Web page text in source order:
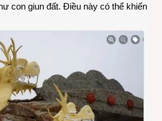
con giun đất. Điều này có thể khiến